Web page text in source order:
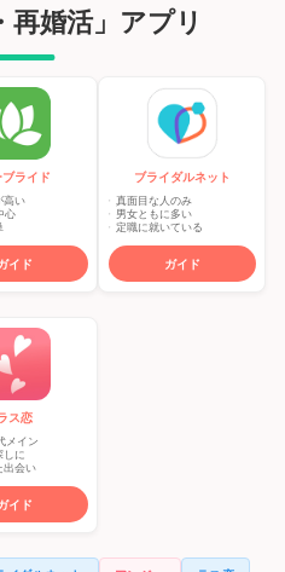
再婚活」アプリ
ライド
高い
心
イド
ブライダルネット
真面目な人のみ
男女ともに多い
定職に就いている
ガイド
ス恋
メイン
しに
出会い
イド